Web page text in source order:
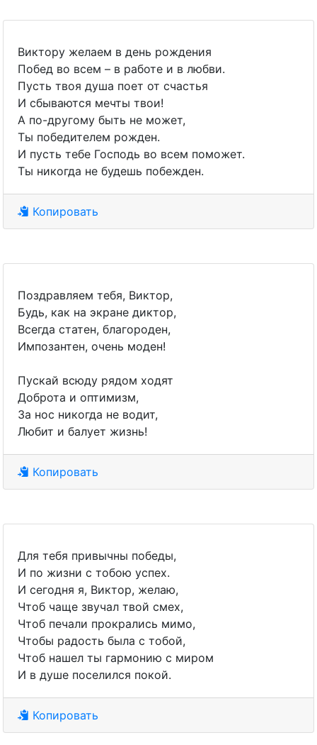
Виктору желаем в день рождения
Побед во всем – в работе и в любви.
Пусть твоя душа поет от счастья
И сбываются мечты твои!
А по-другому быть не может,
Ты победителем рожден.
И пусть тебе Господь во всем поможет.
Ты никогда не будешь побежден.
Копировать
Поздравляем тебя, Виктор,
Будь, как на экране диктор,
Всегда статен, благороден,
Импозантен, очень моден!
Пускай всюду рядом ходят
Доброта и оптимизм,
За нос никогда не водит,
Любит и балует жизнь!
Копировать
Для тебя привычны победы,
И по жизни с тобою успех.
И сегодня я, Виктор, желаю,
Чтоб чаще звучал твой смех,
Чтоб печали прокрались мимо,
Чтобы радость была с тобой,
Чтоб нашел ты гармонию с миром
И в душе поселился покой.
Копировать